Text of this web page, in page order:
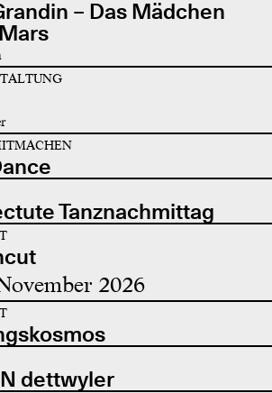
– Das Mädchen
Tanznachmittag
2026
dettwyler